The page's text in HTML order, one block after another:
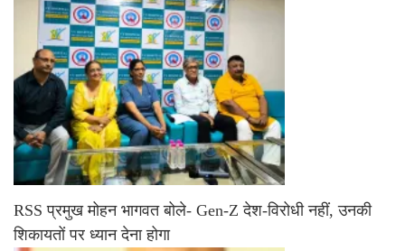
RSS प्रमुख मोहन भागवत बोले- Gen-Z देश-विरोधी नहीं, उनकी
शिकायतों पर ध्यान देना होगा